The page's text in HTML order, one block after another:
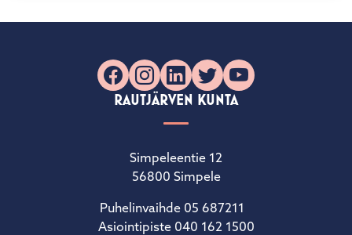
Facebook
Instagram
LinkedIn
X YouTube
RAUTJÄRVEN KUNTA
Simpeleentie 12
56800 Simpele
Puhelinvaihde 05 687211
Asiointipiste 040 162 1500